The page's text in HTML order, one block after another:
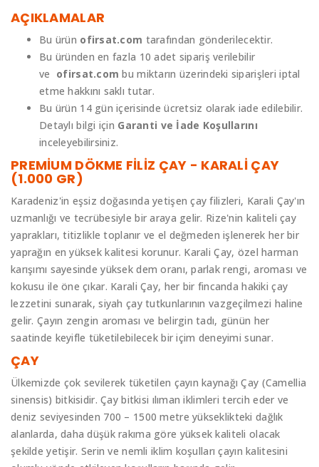
AÇIKLAMALAR
Bu ürün ofirsat.com tarafından gönderilecektir.
Bu üründen en fazla 10 adet sipariş verilebilir
ve ofirsat.com bu miktarın üzerindeki siparişleri iptal
etme hakkını saklı tutar.
Bu ürün 14 gün içerisinde ücretsiz olarak iade edilebilir.
Detaylı bilgi için Garanti ve İade Koşullarını
inceleyebilirsiniz.
PREMİUM DÖKME FİLİZ ÇAY - KARALİ ÇAY
(1.000 GR)
Karadeniz'in eşsiz doğasında yetişen çay filizleri, Karali Çay'ın
uzmanlığı ve tecrübesiyle bir araya gelir. Rize'nin kaliteli çay
yaprakları, titizlikle toplanır ve el değmeden işlenerek her bir
yaprağın en yüksek kalitesi korunur. Karali Çay, özel harman
karışımı sayesinde yüksek dem oranı, parlak rengi, aroması ve
kokusu ile öne çıkar. Karali Çay, her bir fincanda hakiki çay
lezzetini sunarak, siyah çay tutkunlarının vazgeçilmezi haline
gelir. Çayın zengin aroması ve belirgin tadı, günün her
saatinde keyifle tüketilebilecek bir içim deneyimi sunar.
ÇAY
Ülkemizde çok sevilerek tüketilen çayın kaynağı Çay (Camellia
sinensis) bitkisidir. Çay bitkisi ılıman iklimleri tercih eder ve
deniz seviyesinden 700 – 1500 metre yükseklikteki dağlık
alanlarda, daha düşük rakıma göre yüksek kaliteli olacak
şekilde yetişir. Serin ve nemli iklim koşulları çayın kalitesini